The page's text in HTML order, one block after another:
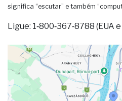
significa “escutar” e também
Ligue: 1‑800‑367‑8788 (EUA